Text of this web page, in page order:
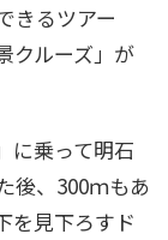
きるツアー
クルーズ」が
に乗って明石
後、300ｍもあ
を見下ろすド